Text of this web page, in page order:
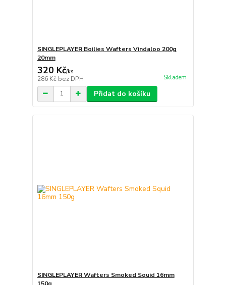
SINGLEPLAYER Boilies Wafters Vindaloo 200g
20mm
320 Kč/ks
286 Kč bez DPH Skladem
Přidat do košíku
SINGLEPLAYER Wafters Smoked Squid 16mm